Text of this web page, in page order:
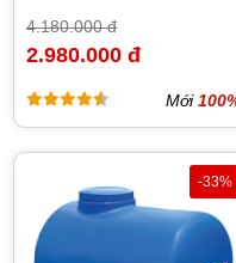
4.180.000 đ
2.980.000 đ
Mới
-33%